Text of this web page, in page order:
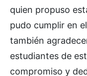
quien propuso
pudo cumplir en
también
estudiantes de
compromiso y